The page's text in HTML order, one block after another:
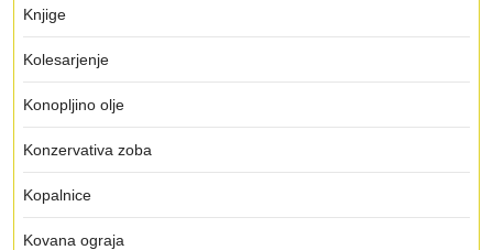
Knjige
Kolesarjenje
Konopljino olje
Konzervativa zoba
Kopalnice
Kovana ograja